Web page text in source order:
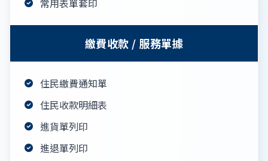
常用表單套印
繳費收款 / 服務單據
住民繳費通知單
住民收款明細表
進貨單列印
進退單列印